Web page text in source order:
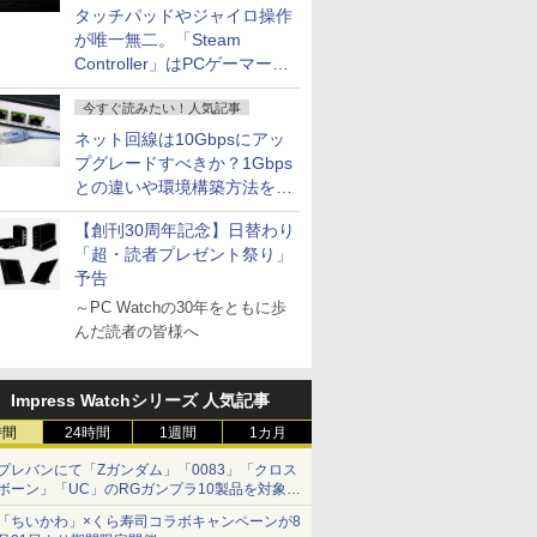
タッチパッドやジャイロ操作
が唯一無二。「Steam
Controller」はPCゲーマーの
最適解だ
今すぐ読みたい！人気記事
ネット回線は10Gbpsにアッ
プグレードすべきか？1Gbps
との違いや環境構築方法を解
説
【創刊30周年記念】日替わり
「超・読者プレゼント祭り」
予告
～PC Watchの30年をともに歩
んだ読者の皆様へ
Impress Watchシリーズ 人気記事
24時間 1週間 1カ月
レバンにて「Zガンダム」「0083」「クロス
ーン」「UC」のRGガンプラ10製品を対象に
た抽選販売が8月10日11時より実施！
ちいかわ」×くら寿司コラボキャンペーンが8